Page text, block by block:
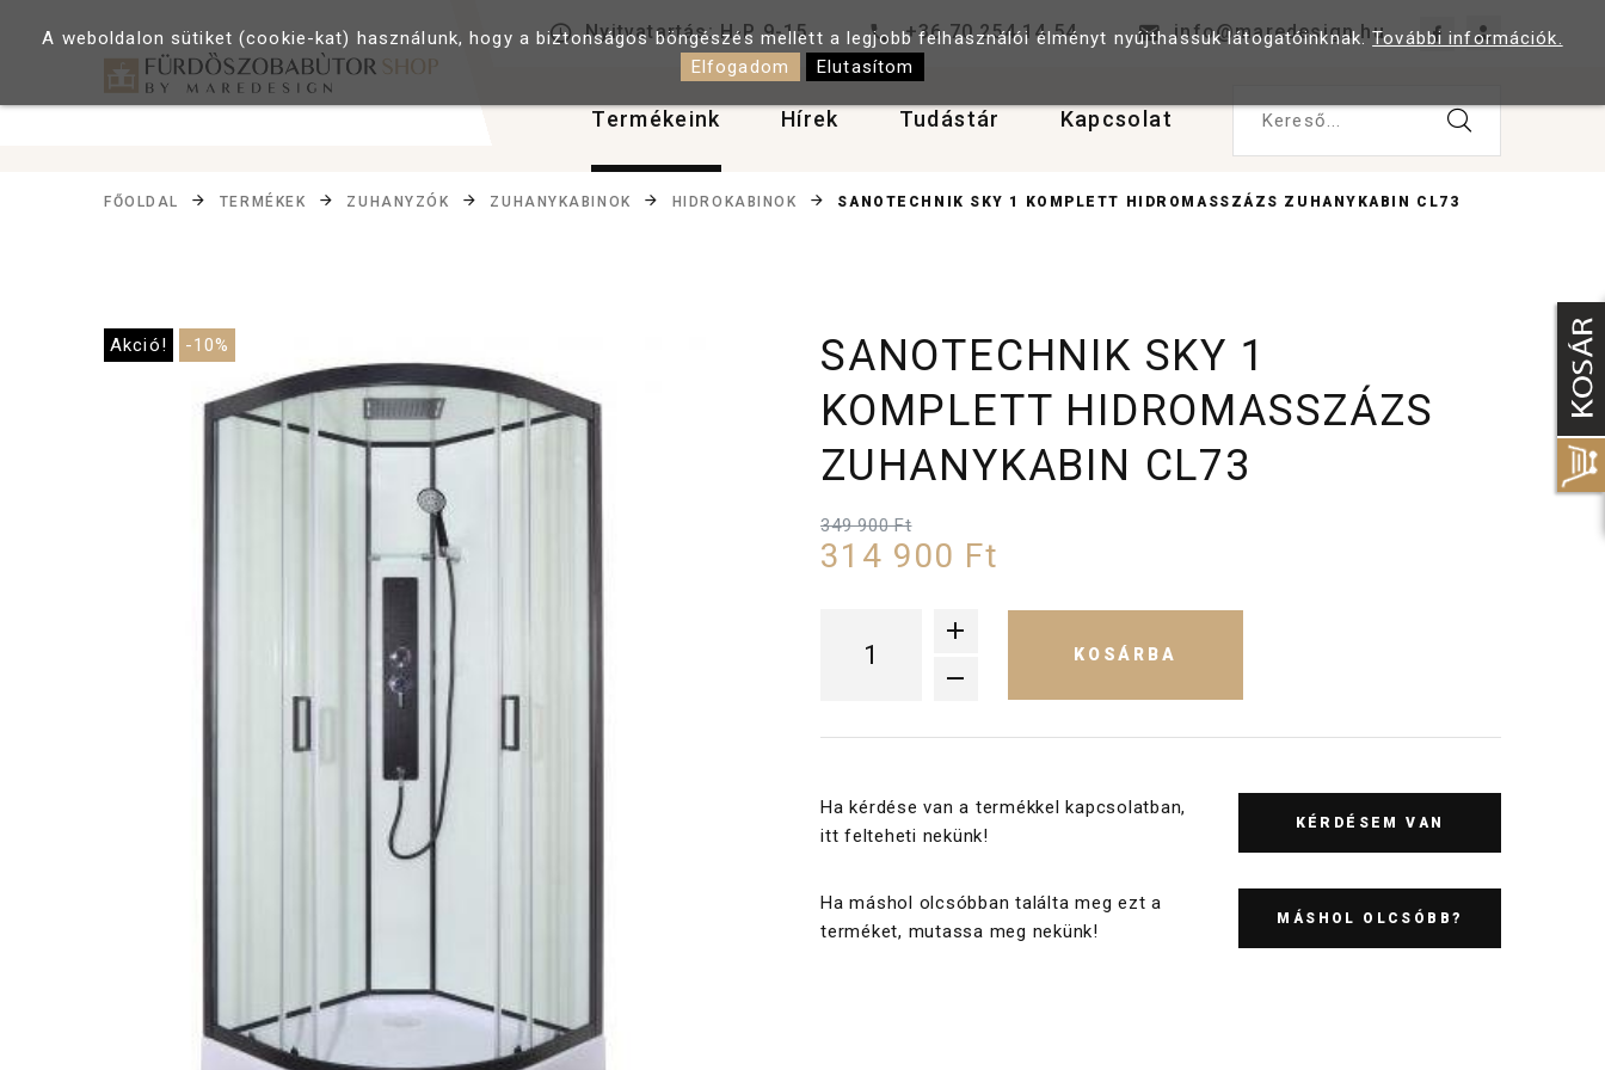
Nyitvatartás: H-P 9-15 +36 70 254 14 54 info@maredesign.hu
Termékeink Hírek Tudástár Kapcsolat Kereső...
FŐOLDAL TERMÉKEK ZUHANYZÓK ZUHANYKABINOK HIDROKABINOK SANOTECHNIK SKY 1 KOMPLETT HIDROMASSZÁZS ZUHANYKABIN CL73
Akció! -10%
SANOTECHNIK SKY 1
KOMPLETT HIDROMASSZÁZS
ZUHANYKABIN CL73
349 900 Ft
314 900 Ft
KOSÁRBA
Ha kérdése van a termékkel kapcsolatban,
itt felteheti nekünk!
KÉRDÉSEM VAN
Ha máshol olcsóbban találta meg ezt a
terméket, mutassa meg nekünk!
MÁSHOL OLCSÓBB?
A weboldalon sütiket (cookie-kat) használunk, hogy a biztonságos böngészés mellett a legjobb felhasználói élményt nyújthassuk látogatóinknak.További információk.
Elfogadom
Elutasítom